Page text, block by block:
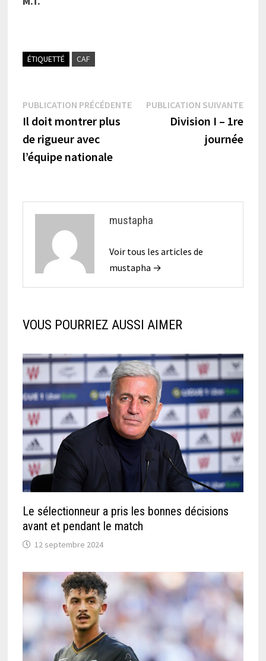
ÉTIQUETTÉ CAF
Navigation
de
l’article
PUBLICATION PRÉCÉDENTEPublication
précédente :
Il doit montrer plus
de rigueur avec
l’équipe nationale
PUBLICATION SUIVANTE
Division I – 1re
journée
mustapha
Voir tous les articles de
mustapha →
VOUS POURRIEZ AUSSI AIMER
Le sélectionneur a pris les bonnes décisions
avant et pendant le match
12 septembre 2024